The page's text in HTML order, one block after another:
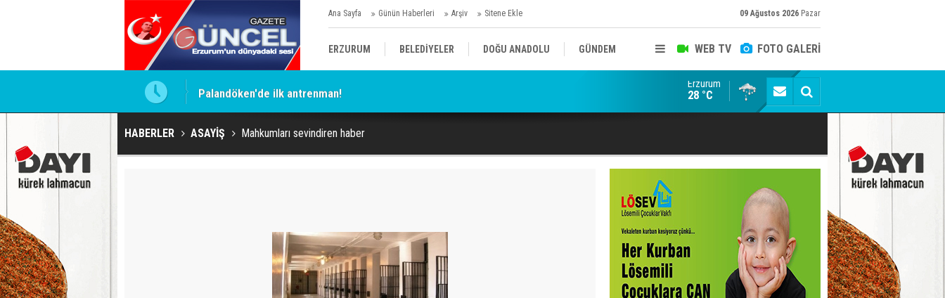
Ana Sayfa Günün Haberleri Arşiv Sitene Ekle 09 Ağustos 2026 Pazar
WEB TV FOTO GALERİ
ERZURUM BELEDİYELER DOĞU ANADOLU GÜNDEM
KÜLTÜR/SANAT//MAĞAZİN
Palandöken'de ilk antrenman! Kaptan Yumlu piknikte!
Erzurum
28 °C
HABERLER ASAYİŞ Mahkumları sevindiren haber